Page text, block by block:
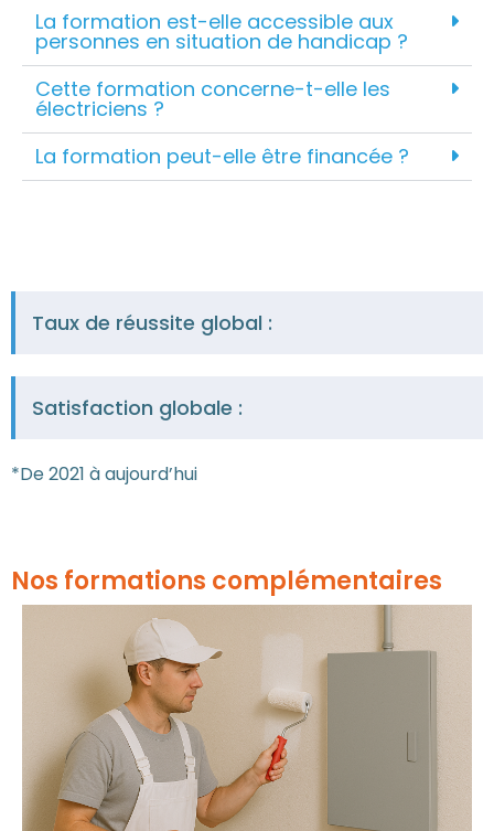
La formation est-elle accessible aux
personnes en situation de handicap ?
Cette formation concerne-t-elle les
électriciens ?
La formation peut-elle être financée ?
Satisfaction globale :
Taux de réussite global :
*De 2021 à aujourd’hui
Nos formations complémentaires